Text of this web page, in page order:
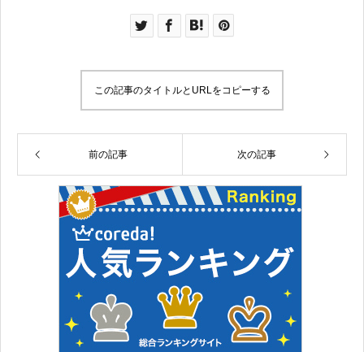
この記事のタイトルとURLをコピーする
前の記事 次の記事